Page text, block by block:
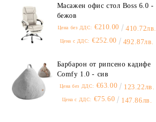
Масажен офис стол Boss 6.0 -
бежов
Цена без ДДС: €210.00 410.72лв.
Цена с ДДС: €252.00 492.87лв.
Барбарон от рипсено кадифе
Comfy 1.0 - сив
Цена без ДДС: €63.00 123.22лв.
Цена с ДДС: €75.60 147.86лв.